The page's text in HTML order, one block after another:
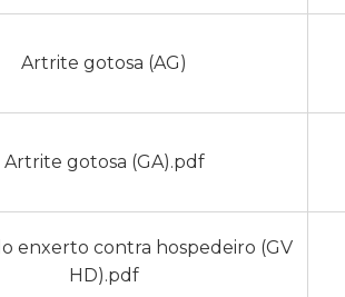
Artrite gotosa (AG)
Artrite gotosa (GA).pdf
enxerto contra hospedeiro (GV
HD).pdf